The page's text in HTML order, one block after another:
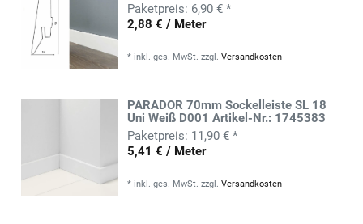
6,90 € *
2,88 € / Meter
* inkl. ges. MwSt. zzgl.Versandkosten
PARADOR 70mm Sockelleiste SL 18
Uni Weiß D001 Artikel-Nr.: 1745383
11,90 € *
5,41 € / Meter
* inkl. ges. MwSt. zzgl.Versandkosten